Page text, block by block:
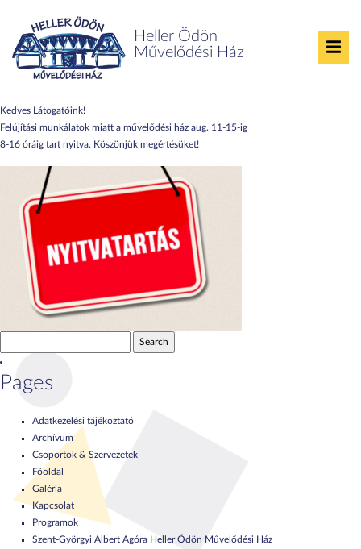
Heller Ödön
Művelődési Ház
Archive for augusztus, 2025
Nyitvatartás
Kedves Látogatóink!
Felújítási munkálatok miatt a művelődési ház aug. 11-15-ig
8-16 óráig tart nyitva. Köszönjük megértésüket!
for:
Pages
Adatkezelési tájékoztató
Archívum
Csoportok & Szervezetek
Főoldal
Galéria
Kapcsolat
Programok
Szent-Györgyi Albert Agóra Heller Ödön Művelődési Ház